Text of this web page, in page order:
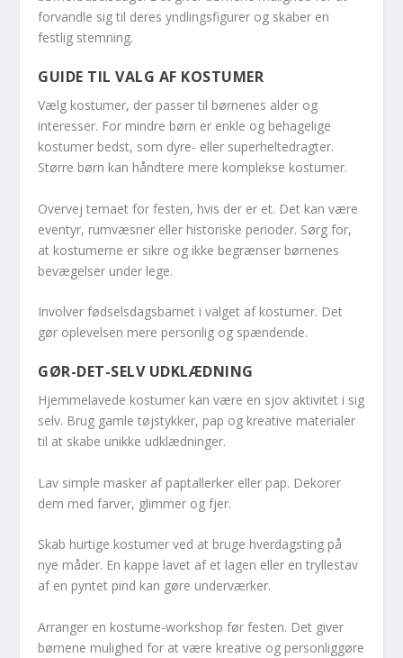
forvandle sig til deres yndlingsfigurer og skaber en
festlig stemning.
GUIDE TIL VALG AF KOSTUMER
Vælg kostumer, der passer til børnenes alder og
interesser. For mindre børn er enkle og behagelige
kostumer bedst, som dyre- eller superheltedragter.
Større børn kan håndtere mere komplekse kostumer.
Overvej temaet for festen, hvis der er et. Det kan være
eventyr, rumvæsner eller historiske perioder. Sørg for,
at kostumerne er sikre og ikke begrænser børnenes
bevægelser under lege.
Involver fødselsdagsbarnet i valget af kostumer. Det
gør oplevelsen mere personlig og spændende.
GØR-DET-SELV UDKLÆDNING
Hjemmelavede kostumer kan være en sjov aktivitet i sig
selv. Brug gamle tøjstykker, pap og kreative materialer
til at skabe unikke udklædninger.
Lav simple masker af paptallerker eller pap. Dekorer
dem med farver, glimmer og fjer.
Skab hurtige kostumer ved at bruge hverdagsting på
nye måder. En kappe lavet af et lagen eller en tryllestav
af en pyntet pind kan gøre underværker.
Arranger en kostume-workshop før festen. Det giver
børnene mulighed for at være kreative og personliggøre